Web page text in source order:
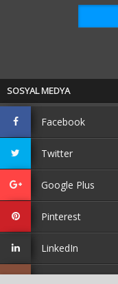
SOSYAL MEDYA
Facebook
Twitter
Google Plus
Pinterest
LinkedIn